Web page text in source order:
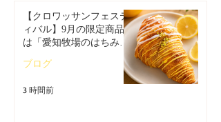
【クロワッサンフェステ
ィバル】9月の限定商品
は「愛知牧場のはちみつ
ン」🥐🍋
ブログ
3 時間前